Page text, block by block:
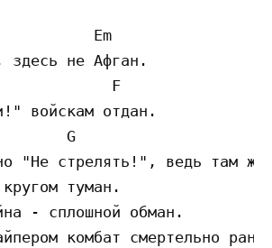
Em
здесь не Афган.
F
войскам отдан.
G
"Не стрелять!", ведь там же
туман.
- сплошной обман.
комбат смертельно